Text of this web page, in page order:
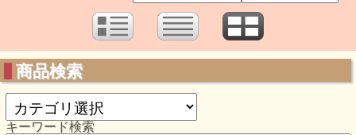
商品検索
キーワード検索